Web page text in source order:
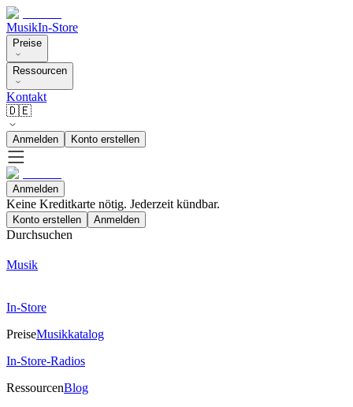
MusikIn-Store
Preise
Ressourcen
Kontakt
🇩🇪
Anmelden Konto erstellen
Anmelden
Keine Kreditkarte nötig. Jederzeit kündbar.
Konto erstellen Anmelden
Durchsuchen
Musik
In-Store
PreiseMusikkatalog
In-Store-Radios
RessourcenBlog